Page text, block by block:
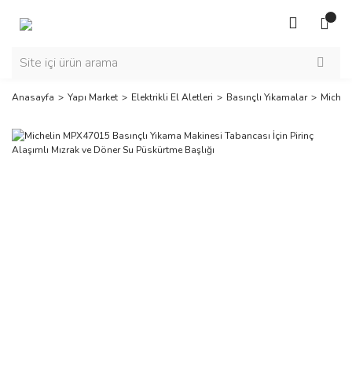
Anasayfa Yapı Market Elektrikli El Aletleri Basınçlı Yıkamalar